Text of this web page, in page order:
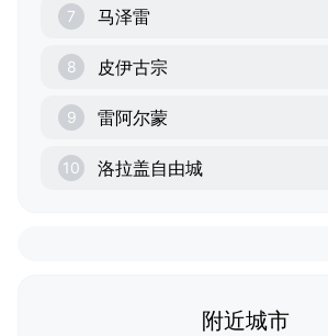
7 马泽雷
8 皮伊古宗
9 雷阿尔蒙
10 洛拉盖自由城
附近城市